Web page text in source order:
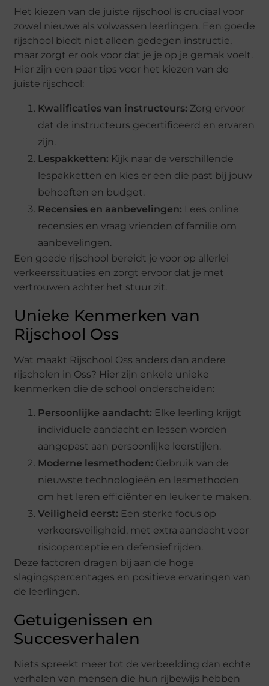
Het kiezen van de juiste rijschool is cruciaal voor
zowel nieuwe als volwassen leerlingen. Een goede
rijschool biedt niet alleen gedegen instructie,
maar zorgt er ook voor dat je je op je gemak voelt.
Hier zijn een paar tips voor het kiezen van de
juiste rijschool:
Kwalificaties van instructeurs: Zorg ervoor
dat de instructeurs gecertificeerd en ervaren
zijn.
Lespakketten: Kijk naar de verschillende
lespakketten en kies er een die past bij jouw
behoeften en budget.
Recensies en aanbevelingen: Lees online
recensies en vraag vrienden of familie om
aanbevelingen.
Een goede rijschool bereidt je voor op allerlei
verkeerssituaties en zorgt ervoor dat je met
vertrouwen achter het stuur zit.
Unieke Kenmerken van
Rijschool Oss
Wat maakt Rijschool Oss anders dan andere
rijscholen in Oss? Hier zijn enkele unieke
kenmerken die de school onderscheiden:
Persoonlijke aandacht: Elke leerling krijgt
individuele aandacht en lessen worden
aangepast aan persoonlijke leerstijlen.
Moderne lesmethoden: Gebruik van de
nieuwste technologieën en lesmethoden
om het leren efficiënter en leuker te maken.
Veiligheid eerst: Een sterke focus op
verkeersveiligheid, met extra aandacht voor
risicoperceptie en defensief rijden.
Deze factoren dragen bij aan de hoge
slagingspercentages en positieve ervaringen van
de leerlingen.
Getuigenissen en
Succesverhalen
Niets spreekt meer tot de verbeelding dan echte
verhalen van mensen die hun rijbewijs hebben